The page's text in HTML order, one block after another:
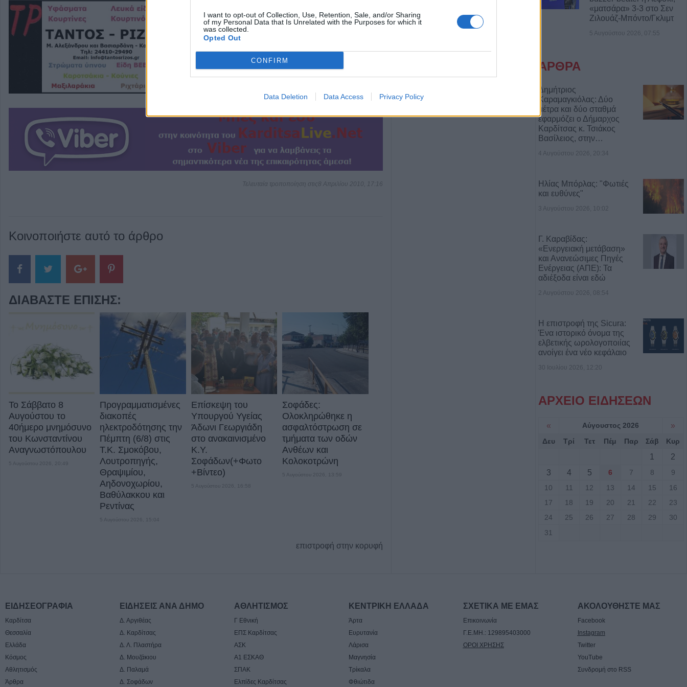
I want to opt-out of Collection, Use, Retention, Sale, and/or Sharing
of my Personal Data that Is Unrelated with the Purposes for which it
was collected.
Opted Out
CONFIRM
Data Deletion Data Access Privacy Policy
Τελευταία τροποποίηση στις8 Απριλίου 2010, 17:16
Κοινοποιήστε αυτό το άρθρο
ΔΙΑΒΆΣΤΕ ΕΠΊΣΗΣ:
Το Σάββατο 8
Αυγούστου το
40ήμερο μνημόσυνο
του Κωνσταντίνου
Αναγνωστόπουλου
5 Αυγούστου 2026, 20:49
Προγραμματισμένες
διακοπές
ηλεκτροδότησης την
Πέμπτη (6/8) στις
Τ.Κ. Σμοκόβου,
Λουτροπηγής,
Θραψιμίου,
Αηδονοχωρίου,
Βαθύλακκου και
Ρεντίνας
5 Αυγούστου 2026, 15:04
Επίσκεψη του
Υπουργού Υγείας
Άδωνι Γεωργιάδη
στο ανακαινισμένο
Κ.Y.
Σοφάδων(+Φωτο
+Βίντεο)
5 Αυγούστου 2026, 16:58
Σοφάδες:
Ολοκληρώθηκε η
ασφαλτόστρωση σε
τμήματα των οδών
Ανθέων και
Κολοκοτρώνη
5 Αυγούστου 2026, 13:59
επιστροφή στην κορυφή
102 θέματα, σε 12 λεπτά!"
Ιός Δυτικού Νείλου: 23 νέα
Διακοπές ρεύματος στην Άρτα και
σε τμήμα του Δήμου Αργιθέας:
Ειρήνης Καρδίτσας (+Φωτο
«ματσάρα» 3-3 στο Σεν
Ζιλουάζ-Μπόντο/Γκλιμτ
5 Αυγούστου 2026, 07:55
ΑΡΘΡΑ
Δημήτριος
Καραμαγκιόλας: Δύο
μέτρα και δύο σταθμά
εφαρμόζει ο Δήμαρχος
Καρδίτσας κ. Τσιάκος
Βασίλειος, στην…
4 Αυγούστου 2026, 20:34
Ηλίας Μπόρλας: "Φωτιές
και ευθύνες"
3 Αυγούστου 2026, 10:02
Γ. Καραβίδας:
«Ενεργειακή μετάβαση»
και Ανανεώσιμες Πηγές
Ενέργειας (ΑΠΕ): Τα
αδιέξοδα είναι εδώ
2 Αυγούστου 2026, 08:54
Η επιστροφή της Sicura:
Ένα ιστορικό όνομα της
ελβετικής ωρολογοποιίας
ανοίγει ένα νέο κεφάλαιο
30 Ιουλίου 2026, 12:20
ΑΡΧΕΙΟ ΕΙΔΗΣΕΩΝ
« Αύγουστος 2026 »
Δευ Τρί Τετ Πέμ Παρ Σάβ Κυρ
1
2
3
4 5 6 7 8
9
10
11 12 13 14 15
16
17
18 19 20 21 22
23
24
25 26 27 28 29
30
31
ΕΙΔΗΣΕΟΓΡΑΦΙΑ
Καρδίτσα
Θεσσαλία
Ελλάδα
Κόσμος
Αθλητισμός
Άρθρα
ΕΙΔΗΣΕΙΣ ΑΝΑ ΔΗΜΟ
Δ. Αργιθέας
Δ. Καρδίτσας
Δ. Λ. Πλαστήρα
Δ. Μουζάκιου
Δ. Παλαμά
Δ. Σοφάδων
ΑΘΛΗΤΙΣΜΟΣ
Γ Εθνική
ΕΠΣ Καρδίτσας
ΑΣΚ
Α1 ΕΣΚΑΘ
ΣΠΑΚ
Ελπίδες Καρδίτσας
ΚΕΝΤΡΙΚΗ ΕΛΛΑΔΑ
Άρτα
Ευρυτανία
Λάρισα
Μαγνησία
Τρίκαλα
Φθιώτιδα
ΣΧΕΤΙΚΑ ΜΕ ΕΜΑΣ
Επικοινωνία
Γ.Ε.ΜΗ.: 129895403000
ΟΡΟΙ ΧΡΗΣΗΣ
ΑΚΟΛΟΥΘΗΣΤΕ ΜΑΣ
Facebook
Instagram
Twitter
YouTube
Συνδρομή στο RSS